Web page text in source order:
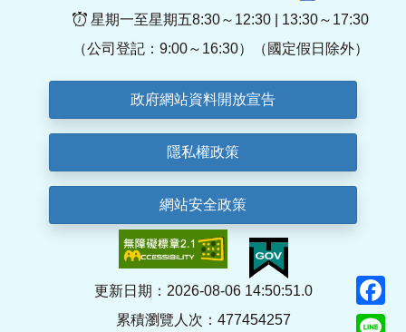
星期一至星期五8:30～12:30 | 13:30～17:30
（公司登記：9:00～16:30）（國定假日除外）
政府網站資料開放宣告
隱私權政策
網站安全政策
更新日期：2026-08-06 14:50:51.0
累積瀏覽人次：477454257